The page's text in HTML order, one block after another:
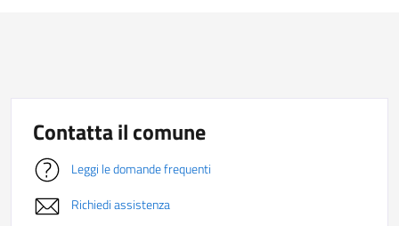
Contatta il comune
Leggi le domande frequenti
Richiedi assistenza